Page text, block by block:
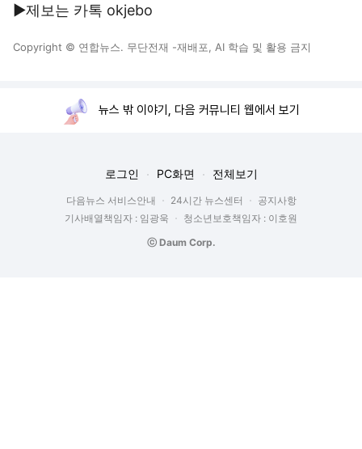
▶제보는 카톡 okjebo
Copyright © 연합뉴스. 무단전재 -재배포, AI 학습 및 활용 금지
뉴스 밖 이야기, 다음 커뮤니티 웹에서 보기
로그인 PC화면 전체보기
다음뉴스 서비스안내 24시간 뉴스센터
공지사항
기사배열책임자 : 임광욱
청소년보호책임자 : 이호원
ⓒ Daum Corp.